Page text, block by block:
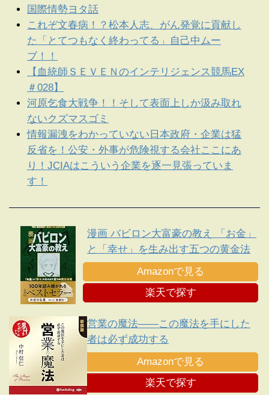
国際情勢ヨタ話
これぞ文春病！？松本人志、がん発覚に貢献し
た「とてつもなく終わってる」自己中ムー
ブ！！
【血統師ＳＥＶＥＮのインテリジェンス競馬EX
＃028】
河原乞食大戦争！！そして表面上しか汲み取れ
ないクズマスゴミ
情報漏洩をわかっていない日本政府・企業は猛
反省を！公安・外事が危険視する会社ここにあ
り！JCIAはこういう企業を逐一見張っていま
す！
漫画 バビロン大富豪の教え 「お金」
と「幸せ」を生み出す五つの黄金法
則
Amazonで見る
楽天で探す
営業の魔法――この魔法を手にした
者は必ず成功する
Amazonで見る
楽天で探す